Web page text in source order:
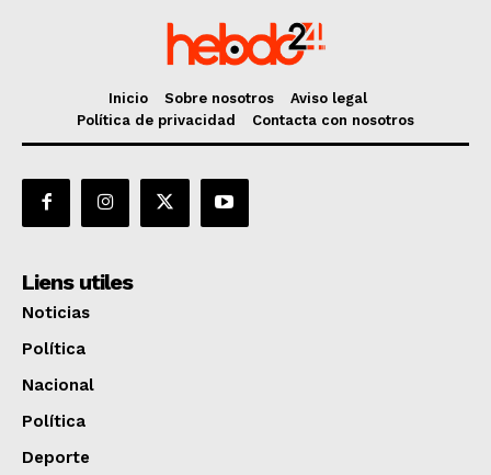
Inicio Sobre nosotros
Aviso legal
Política de privacidad
Contacta con nosotros
Liens utiles
Noticias
Política
Nacional
Política
Deporte